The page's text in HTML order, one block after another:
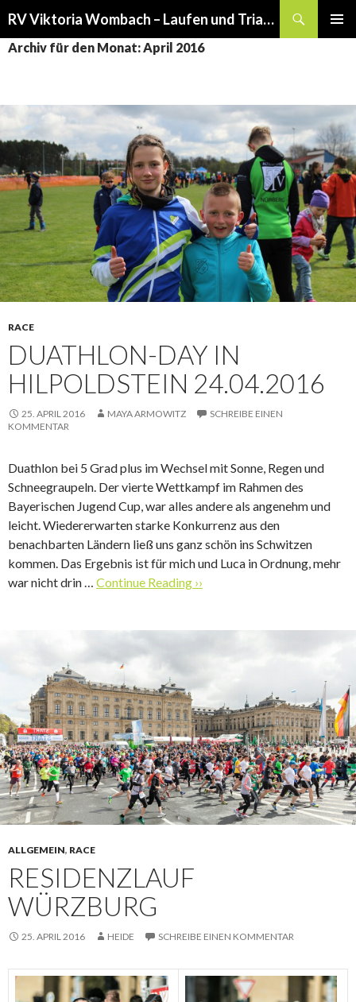
RV Viktoria Wombach – Laufen und Triathlon
ZUM
Archiv für den Monat: April 2016
RACE
DUATHLON-DAY IN
HILPOLDSTEIN 24.04.2016
25. APRIL 2016 MAYA ARMOWITZ
SCHREIBE EINEN
KOMMENTAR
Duathlon bei 5 Grad plus im Wechsel mit Sonne, Regen und
Schneegraupeln. Der vierte Wettkampf im Rahmen des
Bayerischen Jugend Cup, war alles andere als angenehm und
leicht. Wiedererwarten starke Konkurrenz aus den
benachbarten Ländern ließ uns ganz schön ins Schwitzen
kommen. Das Ergebnis ist für mich und Luca in Ordnung, mehr
war nicht drin … Continue Reading ››
ALLGEMEIN, RACE
RESIDENZLAUF
WÜRZBURG
25. APRIL 2016 HEIDE SCHREIBE EINEN KOMMENTAR